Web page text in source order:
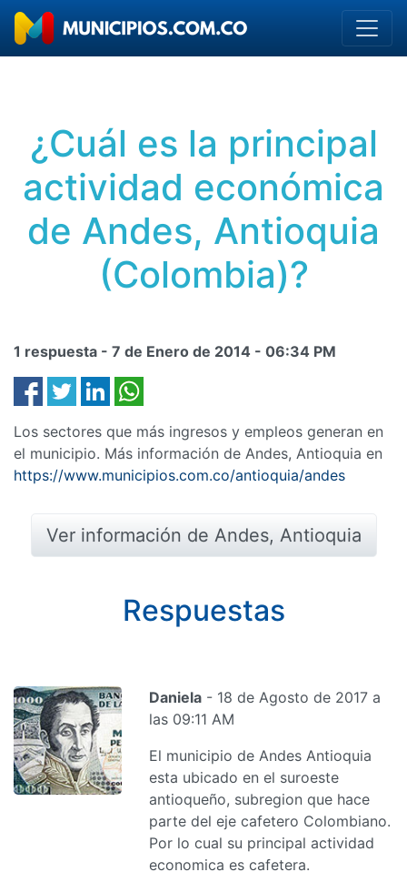
¿Cuál es la principal
actividad económica
de Andes, Antioquia
(Colombia)?
1 respuesta - 7 de Enero de 2014 - 06:34 PM
Los sectores que más ingresos y empleos generan en
el municipio. Más información de Andes, Antioquia en
https://www.municipios.com.co/antioquia/andes
Ver información de Andes, Antioquia
Respuestas
Daniela - 18 de Agosto de 2017 a
las 09:11 AM
El municipio de Andes Antioquia
esta ubicado en el suroeste
antioqueño, subregion que hace
parte del eje cafetero Colombiano.
Por lo cual su principal actividad
economica es cafetera.